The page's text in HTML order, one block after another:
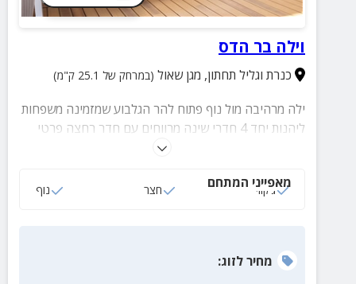
וילה בר הדס
כנרת וגליל תחתון, מגן שאול (במרחק של 25.1 ק"מ)
ילה מרהיבה מול נוף פתוח להר הגלבוע שמזמינה משפחות
ליהנות יחד 4 חדרי שינה מרווחים עם חדר רחצה פרטי
לכל אחד וחדר ילדים נעים. הוילה מתאימה לציבור דתי עם
מאפייני המתחם
ג‘קוזי חצר נוף
מחירלזוג: